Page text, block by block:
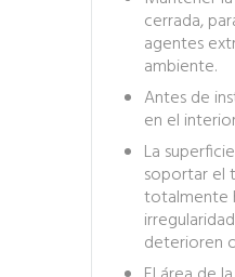
cerrada,
agentes
ambiente.
Antes de
en el
La
soportar el
totalmente
deterioren